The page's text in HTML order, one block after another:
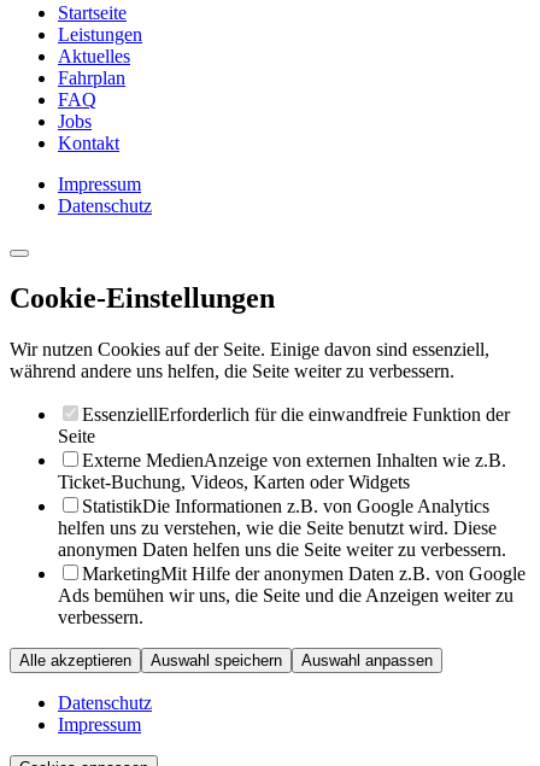
Startseite
Leistungen
Aktuelles
Fahrplan
FAQ
Jobs
Kontakt
Impressum
Datenschutz
Cookie-Einstellungen
Wir nutzen Cookies auf der Seite. Einige davon sind essenziell,
während andere uns helfen, die Seite weiter zu verbessern.
EssenziellErforderlich für die einwandfreie Funktion der
Seite
Externe MedienAnzeige von externen Inhalten wie z.B.
Ticket-Buchung, Videos, Karten oder Widgets
StatistikDie Informationen z.B. von Google Analytics
helfen uns zu verstehen, wie die Seite benutzt wird. Diese
anonymen Daten helfen uns die Seite weiter zu verbessern.
MarketingMit Hilfe der anonymen Daten z.B. von Google
Ads bemühen wir uns, die Seite und die Anzeigen weiter zu
verbessern.
Alle akzeptieren Auswahl speichern Auswahl anpassen
Datenschutz
Impressum